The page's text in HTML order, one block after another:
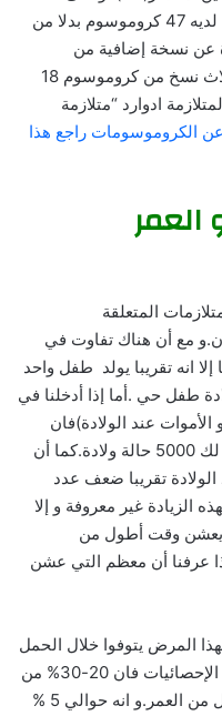
(XX).و الطفل المصاب بمتلازمة ادوارد لديه 47 كروموسوم بدلا من
عن نسخة إضافية من
كروموسوم 18. و لذلك فالطفل لدية ثلاث نسخ من كروموسوم 18
ادوارد “متلازمة
عن الكروموسومات راجع هذا
المتعلقة
مع أن هناك تفاوت في
انه تقريبا يولد طفل واحد
لكل 8000 حالة ولادة طفل حي .أما إذا أدخلنا في
الأموات عند الولادة)فان
نسبة حدوث هذا المرض هو طفل واحد لك 5000 حالة ولادة.كما أن
تقريبا ضعف عدد
الزيادة غير معروفة و إلا
يعشن وقت أطول من
عرفنا أن معظم التي عشن
المرض يتوفوا خلال الحمل
أو بعد بضعة أيام من الولادة.و في بعض الإحصائيات فان 20-30% من
هؤلاء الأطفال يتوفون خلال الشهر الأول من العمر.و انه حوالي 5 %